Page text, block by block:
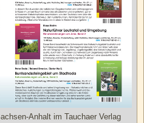
Anhalt im Tauchaer Verlag